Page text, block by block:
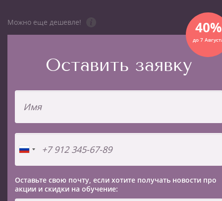
Можно еще дешевле! 40%
до 7
Оставить заявку
Оставьте свою почту, если хотите получать новости про
акции и скидки на обучение: